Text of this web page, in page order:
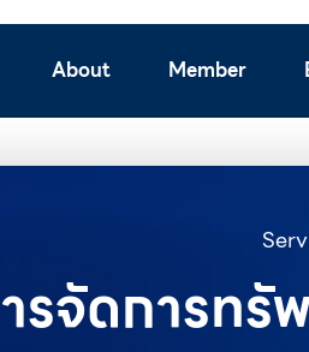
About Member
รจัดการท